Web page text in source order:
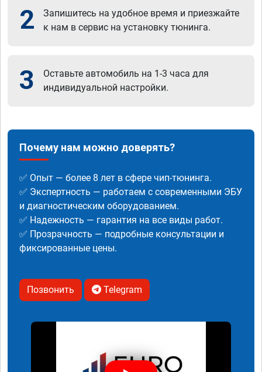
2
Запишитесь на удобное время и приезжайте
к нам в сервис на установку тюнинга.
3
Оставьте автомобиль на 1-3 часа для
индивидуальной настройки.
Почему нам можно доверять?
✅ Опыт — более 8 лет в сфере чип-тюнинга.
✅ Экспертность — работаем с современными ЭБУ
и диагностическим оборудованием.
✅ Надежность — гарантия на все виды работ.
✅ Прозрачность — подробные консультации и
фиксированные цены.
Позвонить Telegram